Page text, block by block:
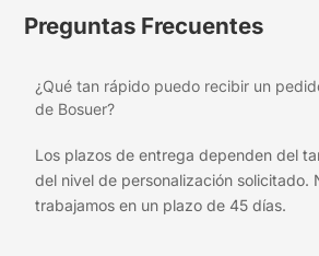
Preguntas Frecuentes
¿Qué tan rápido puedo recibir un
de Bosuer?
Los plazos de entrega dependen del
del nivel de personalización solicitado.
trabajamos en un plazo de 45 días.